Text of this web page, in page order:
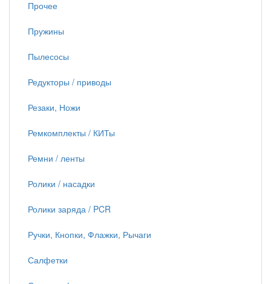
Прочее
Пружины
Пылесосы
Редукторы / приводы
Резаки, Ножи
Ремкомплекты / КИТы
Ремни / ленты
Ролики / насадки
Ролики заряда / PCR
Ручки, Кнопки, Флажки, Рычаги
Салфетки